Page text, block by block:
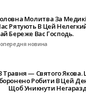
Молитва За
Рятують В Цей
Береже Вас Господь.
новина
Травня — Святого Якова.
Робити В Цей
Щоб Уникнути